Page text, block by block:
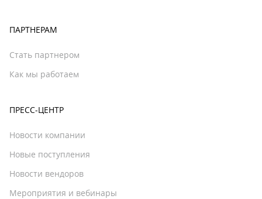
ПАРТНЕРАМ
Стать партнером
Как мы работаем
ПРЕСС-ЦЕНТР
Новости компании
Новые поступления
Новости вендоров
Мероприятия и вебинары